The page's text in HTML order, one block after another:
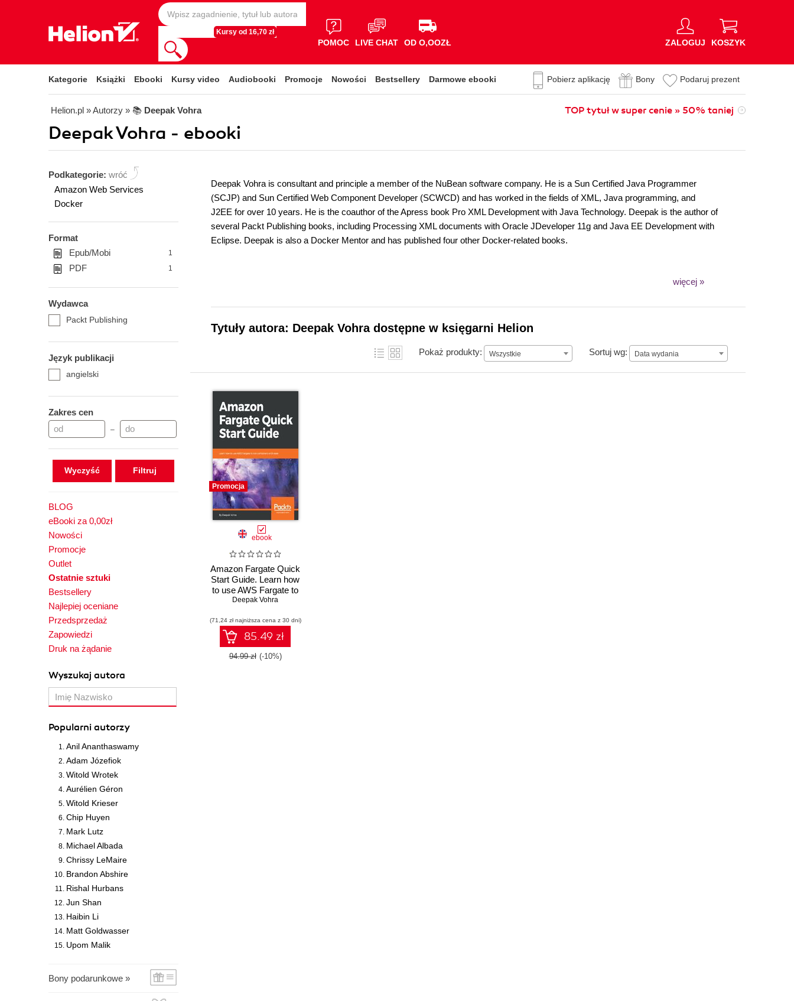
Kursy od 16,70 zł
POMOC LIVE CHAT OD O,OOZŁ ZALOGUJ KOSZYK
Kategorie Książki Ebooki Kursy video Audiobooki Promocje Nowości Bestsellery Darmowe ebooki Pobierz aplikację Bony Podaruj prezent
Helion.pl » Autorzy » 📚 Deepak Vohra TOP tytuł w super cenie » 50% taniej
Deepak Vohra - ebooki
Podkategorie: wróć
Amazon Web Services
Docker
Format
Epub/Mobi
1
PDF 1
Wydawca
Packt Publishing
Język publikacji
angielski
Zakres cen
–
Wyczyść
BLOG
eBooki za 0,00zł
Nowości
Promocje
Outlet
Ostatnie sztuki
Bestsellery
Najlepiej oceniane
Przedsprzedaż
Zapowiedzi
Druk na żądanie
Wyszukaj autora
Popularni autorzy
Anil Ananthaswamy
Adam Józefiok
Witold Wrotek
Aurélien Géron
Witold Krieser
Chip Huyen
Mark Lutz
Michael Albada
Chrissy LeMaire
Brandon Abshire
Rishal Hurbans
Jun Shan
Haibin Li
Matt Goldwasser
Upom Malik
Bony podarunkowe »
Deepak Vohra is consultant and principle a member of the NuBean software company. He is a Sun Certified Java Programmer
(SCJP) and Sun Certified Web Component Developer (SCWCD) and has worked in the fields of XML, Java programming, and
J2EE for over 10 years. He is the coauthor of the Apress book Pro XML Development with Java Technology. Deepak is the author of
several Packt Publishing books, including Processing XML documents with Oracle JDeveloper 11g and Java EE Development with
Eclipse. Deepak is also a Docker Mentor and has published four other Docker-related books.
więcej »
Tytuły autora: Deepak Vohra dostępne w księgarni Helion
Pokaż produkty: Wszystkie Sortuj wg: Data wydania
Data wydania
Promocja
ebook
Amazon Fargate Quick
Start Guide. Learn how
to use AWS Fargate to
run containers with
Deepak Vohra
(71,24 zł najniższa cena z 30 dni)
85.49 zł
94.99 zł (-10%)